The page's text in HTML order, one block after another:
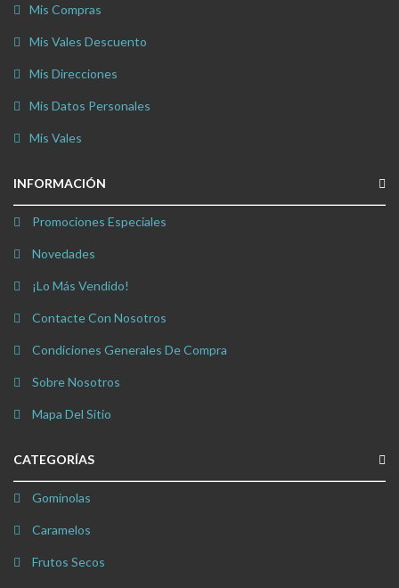
Mis Compras
Mis Vales Descuento
Mis Direcciones
Mis Datos Personales
Mis Vales
INFORMACIÓN
Promociones Especiales
Novedades
¡Lo Más Vendido!
Contacte Con Nosotros
Condiciones Generales De Compra
Sobre Nosotros
Mapa Del Sitio
CATEGORÍAS
Gominolas
Caramelos
Frutos Secos